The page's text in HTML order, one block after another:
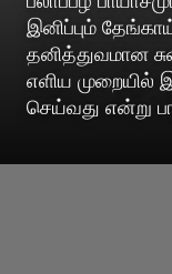
இனிப்பும்
தனித்துவமான
எளிய முறையில்
செய்வது என்று